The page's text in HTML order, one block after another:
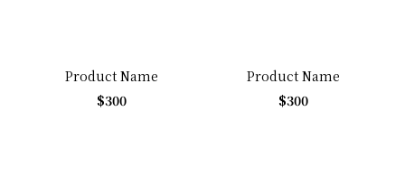
Product Name
$300
Product Name
$300